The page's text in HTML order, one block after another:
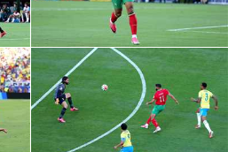
الكرة الأوروبية
الكرة الإفريقية
منتخب مصر
سعودي في الجول